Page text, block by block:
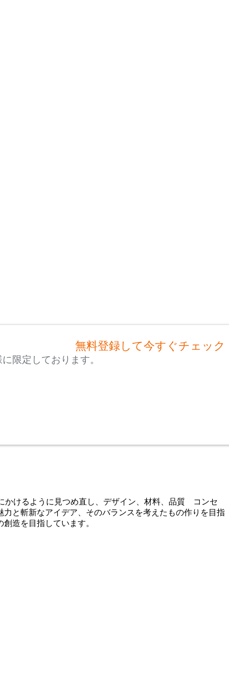
無料登録して今すぐチェック
限定しております。
かけるように見つめ直し、デザイン、材料、品質 コンセ
と斬新なアイデア、そのバランスを考えたもの作りを目指
造を目指しています。